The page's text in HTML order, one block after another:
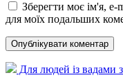
Зберегти моє ім'я, e-
для моїх подальших
Для людей із вадами